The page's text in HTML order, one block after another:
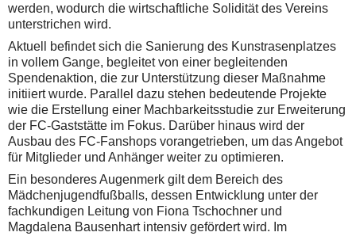
werden, wodurch die wirtschaftliche Solidität des Vereins
unterstrichen wird.
Aktuell befindet sich die Sanierung des Kunstrasenplatzes
in vollem Gange, begleitet von einer begleitenden
Spendenaktion, die zur Unterstützung dieser Maßnahme
initiiert wurde. Parallel dazu stehen bedeutende Projekte
wie die Erstellung einer Machbarkeitsstudie zur Erweiterung
der FC-Gaststätte im Fokus. Darüber hinaus wird der
Ausbau des FC-Fanshops vorangetrieben, um das Angebot
für Mitglieder und Anhänger weiter zu optimieren.
Ein besonderes Augenmerk gilt dem Bereich des
Mädchenjugendfußballs, dessen Entwicklung unter der
fachkundigen Leitung von Fiona Tschochner und
Magdalena Bausenhart intensiv gefördert wird. Im